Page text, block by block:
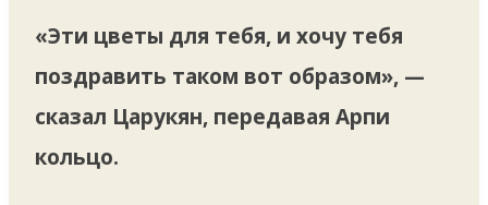
«Эти цветы для тебя, и хочу тебя
поздравить таком вот образом», —
сказал Царукян, передавая Арпи
кольцо.